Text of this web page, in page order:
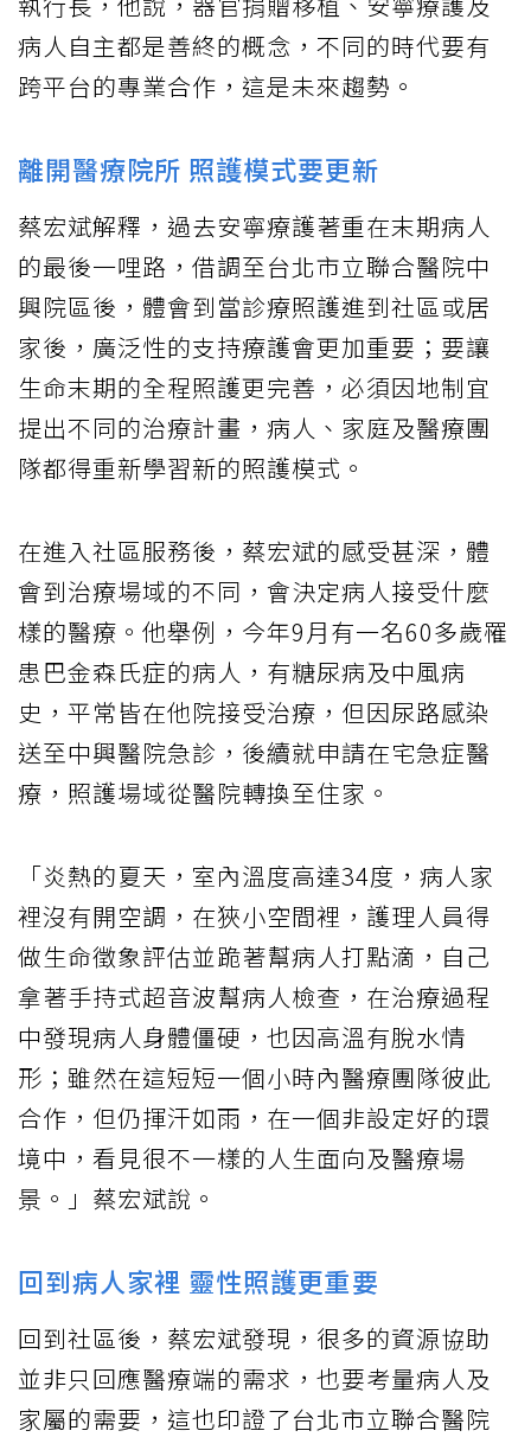
病人自主都是善終的概念，不同的時代要有
跨平台的專業合作，這是未來趨勢。
離開醫療院所 照護模式要更新
蔡宏斌解釋，過去安寧療護著重在末期病人
的最後一哩路，借調至台北市立聯合醫院中
興院區後，體會到當診療照護進到社區或居
家後，廣泛性的支持療護會更加重要；要讓
生命末期的全程照護更完善，必須因地制宜
提出不同的治療計畫，病人、家庭及醫療團
隊都得重新學習新的照護模式。
在進入社區服務後，蔡宏斌的感受甚深，體
會到治療場域的不同，會決定病人接受什麼
樣的醫療。他舉例，今年9月有一名60多歲罹
患巴金森氏症的病人，有糖尿病及中風病
史，平常皆在他院接受治療，但因尿路感染
送至中興醫院急診，後續就申請在宅急症醫
療，照護場域從醫院轉換至住家。
「炎熱的夏天，室內溫度高達34度，病人家
裡沒有開空調，在狹小空間裡，護理人員得
做生命徵象評估並跪著幫病人打點滴，自己
拿著手持式超音波幫病人檢查，在治療過程
中發現病人身體僵硬，也因高溫有脫水情
形；雖然在這短短一個小時內醫療團隊彼此
合作，但仍揮汗如雨，在一個非設定好的環
境中，看見很不一樣的人生面向及醫療場
景。」蔡宏斌說。
回到病人家裡 靈性照護更重要
回到社區後，蔡宏斌發現，很多的資源協助
並非只回應醫療端的需求，也要考量病人及
家屬的需要，這也印證了台北市立聯合醫院